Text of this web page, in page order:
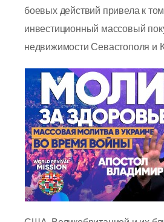
боевых действий привела к
инвестиционный массовый
недвижимости Севастополя и